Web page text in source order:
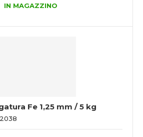
IN MAGAZZINO
Fe 1,25 mm / 5 kg